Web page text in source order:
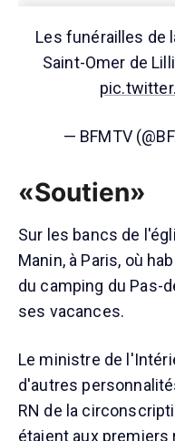
Les funérailles de
Saint-Omer de
— BFMTV
«Soutien»
Sur les bancs de
Manin, à Paris, où
du camping du Pas-
ses vacances.
Le ministre de
d'autres
RN de la
étaient aux premiers